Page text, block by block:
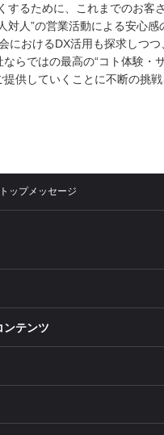
するために、これまでのお客
対人”の営業活動による安心感
におけるDX活用も探求しつ
らではの最高の“コト体験・
供していくことに不断の挑
トップメッセージ
ンテンツ